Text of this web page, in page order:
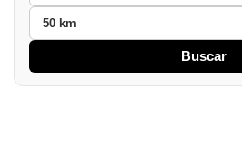
Buscar